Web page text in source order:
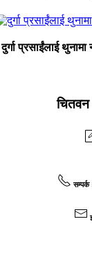
दुर्गा प्रसाईंलाई
चितवन
सम्पर्क